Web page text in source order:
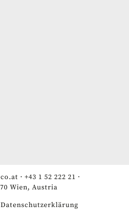
· +43 1 52 222 21 ·
Wien, Austria